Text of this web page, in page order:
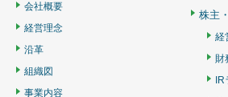
会社概要
経営理念
沿革
組織図
事業内容
株主
経
財